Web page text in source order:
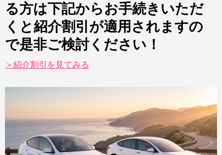
る方は下記からお手続きいただ
くと紹介割引が適用されますの
で是非ご検討ください！
＞紹介割引を見てみる